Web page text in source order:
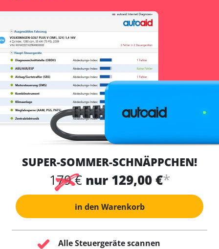
SUPER-SOMMER-SCHNÄPPCHEN!
179 € nur 129,00 €*
in den Warenkorb
Alle Steuergeräte scannen